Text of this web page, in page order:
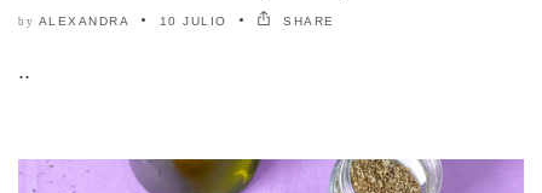
by ALEXANDRA 10 JULIO SHARE
..